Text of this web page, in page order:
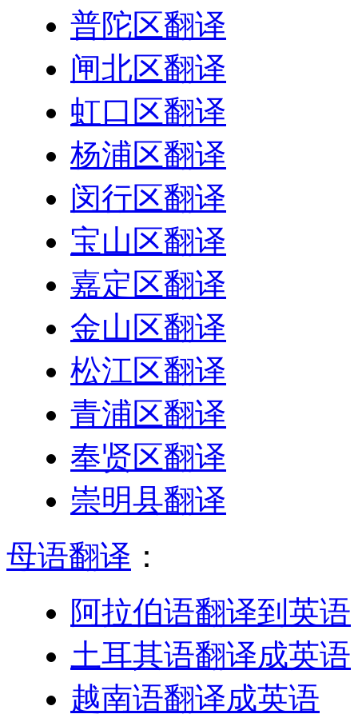
普陀区翻译
闸北区翻译
虹口区翻译
杨浦区翻译
闵行区翻译
宝山区翻译
嘉定区翻译
金山区翻译
松江区翻译
青浦区翻译
奉贤区翻译
崇明县翻译
母语翻译 ：
阿拉伯语翻译到英语
土耳其语翻译成英语
越南语翻译成英语